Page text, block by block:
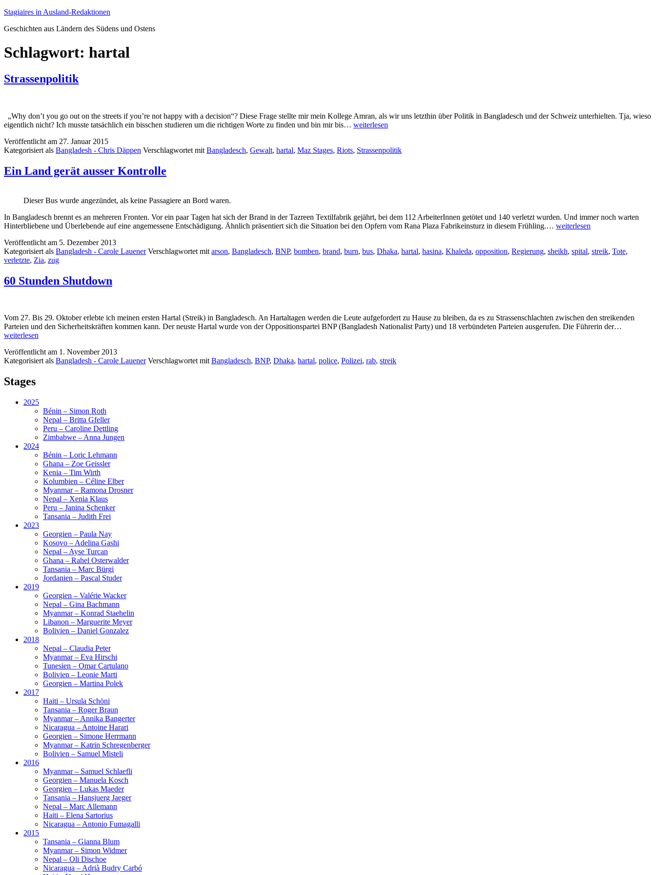
Zum
springen
Stagiaires in Ausland-Redaktionen
Geschichten aus Ländern des Südens und Ostens
Schlagwort: hartal
Strassenpolitik
„Why don’t you go out on the streets if you’re not happy with a decision“? Diese Frage stellte mir mein Kollege Amran, als wir uns letzthin über Politik in Bangladesch und der Schweiz unterhielten. Tja, wieso
eigentlich nicht? Ich musste tatsächlich ein bisschen studieren um die richtigen Worte zu finden und bin mir bis… Strassenpolitik
weiterlesen
Veröffentlicht am 27. Januar 2015
Kategorisiert als Bangladesh - Chris Däppen Verschlagwortet mit Bangladesch, Gewalt, hartal, Maz Stages, Riots, Strassenpolitik
Ein Land gerät ausser Kontrolle
Dieser Bus wurde angezündet, als keine Passagiere an Bord waren.
In Bangladesch brennt es an mehreren Fronten. Vor ein paar Tagen hat sich der Brand in der Tazreen Textilfabrik gejährt, bei dem 112 ArbeiterInnen getötet und 140 verletzt wurden. Und immer noch warten
Hinterbliebene und Überlebende auf eine angemessene Entschädigung. Ähnlich präsentiert sich die Situation bei den Opfern vom Rana Plaza Fabrikeinsturz in diesem Frühling.… Ein
ausser
weiterlesen
Veröffentlicht am 5. Dezember 2013
Kategorisiert als Bangladesh - Carole Lauener Verschlagwortet mit arson, Bangladesch, BNP, bomben, brand, burn, bus, Dhaka, hartal, hasina, Khaleda, opposition, Regierung, sheikh, spital, streik, Tote,
verletzte, Zia, zug
60 Stunden Shutdown
Vom 27. Bis 29. Oktober erlebte ich meinen ersten Hartal (Streik) in Bangladesch. An Hartaltagen werden die Leute aufgefordert zu Hause zu bleiben, da es zu Strassenschlachten zwischen den streikenden
Parteien und den Sicherheitskräften kommen kann. Der neuste Hartal wurde von der Oppositionspartei BNP (Bangladesh Nationalist Party) und 18 verbündeten Parteien ausgerufen. Die Führerin der…
weiterlesen
Veröffentlicht am 1. November 2013
Kategorisiert als Bangladesh - Carole Lauener Verschlagwortet mitBangladesch, BNP, Dhaka, hartal, police, Polizei, rab, streik
Stages
2025
Bénin – Simon Roth
Nepal – Britta Gfeller
Peru – Caroline Dettling
Zimbabwe – Anna Jungen
2024
Bénin – Loric Lehmann
Ghana – Zoe Geissler
Kenia – Tim Wirth
Kolumbien – Céline Elber
Myanmar – Ramona Drosner
Nepal – Xenia Klaus
Peru – Janina Schenker
Tansania – Judith Frei
2023
Georgien – Paula Nay
Kosovo – Adelina Gashi
Nepal – Ayse Turcan
Ghana – Rahel Osterwalder
Tansania – Marc Bürgi
Jordanien – Pascal Studer
2019
Georgien – Valérie Wacker
Nepal – Gina Bachmann
Myanmar – Konrad Staehelin
Libanon – Marguerite Meyer
Bolivien – Daniel Gonzalez
2018
Nepal – Claudia Peter
Myanmar – Eva Hirschi
Tunesien – Omar Cartulano
Bolivien – Leonie Marti
Georgien – Martina Polek
2017
Haiti – Ursula Schöni
Tansania – Roger Braun
Myanmar – Annika Bangerter
Nicaragua – Antoine Harari
Georgien – Simone Herrmann
Myanmar – Katrin Schregenberger
Bolivien – Samuel Misteli
2016
Myanmar – Samuel Schlaefli
Georgien – Manuela Kosch
Georgien – Lukas Maeder
Tansania – Hansjuerg Jaeger
Nepal – Marc Allemann
Haiti – Elena Sartorius
Nicaragua – Antonio Fumagalli
2015
Tansania – Gianna Blum
Myanmar – Simon Widmer
Nepal – Oli Dischoe
Nicaragua – Adrià Budry Carbó